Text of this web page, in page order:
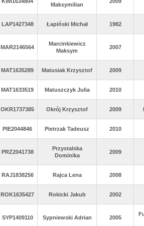
Maksymilian
LAP1427348 Łapiński Michał 1982
MAR2146564
Marcinkiewicz
Maksym
2007
MAT1635289 Matusiak Krzysztof 2009
MAT1633519 Matuszczyk Julia 2010
OKR1737385 Okrój Krzysztof 2009
PIE2044846 Pietrzak Tadeusz 2010
PRZ2041738
Przystalska
Dominika
2009
RAJ1838256 Rajca Lena 2008
ROK1635427 Rokicki Jakub 2002
SYP1409110 Sypniewski Adrian 2005